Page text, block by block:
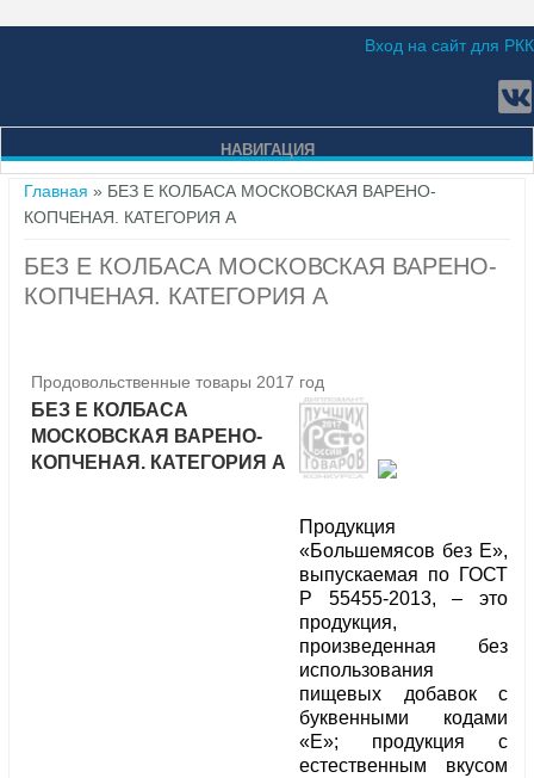
Вход на сайт для РКК
НАВИГАЦИЯ
Вы здесь
Главная » БЕЗ Е КОЛБАСА МОСКОВСКАЯ ВАРЕНО-
КОПЧЕНАЯ. КАТЕГОРИЯ А
БЕЗ Е КОЛБАСА МОСКОВСКАЯ ВАРЕНО-
КОПЧЕНАЯ. КАТЕГОРИЯ А
Продовольственные товары 2017 год
БЕЗ Е КОЛБАСА
МОСКОВСКАЯ ВАРЕНО-
КОПЧЕНАЯ. КАТЕГОРИЯ А
Продукция
«Большемясов без Е»,
выпускаемая по ГОСТ
Р 55455-2013, – это
продукция,
произведенная без
использования
пищевых добавок с
буквенными кодами
«Е»; продукция с
естественным вкусом